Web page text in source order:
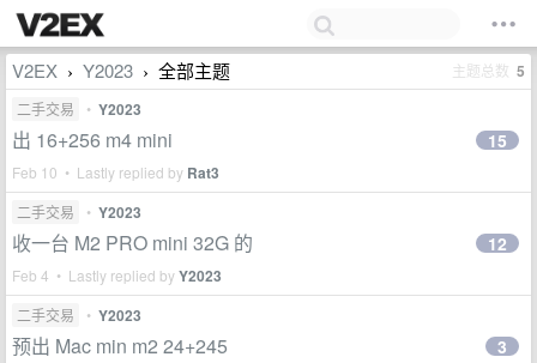
V2EX › Y2023 › 全部主题 主题总数 5
二手交易 • Y2023
出 16+256 m4 mini
Feb 10 • Lastly replied by Rat3
15
二手交易 • Y2023
收一台 M2 PRO mini 32G 的
Feb 4 • Lastly replied byY2023
12
二手交易 • Y2023
预出 Mac min m2 24+245 3